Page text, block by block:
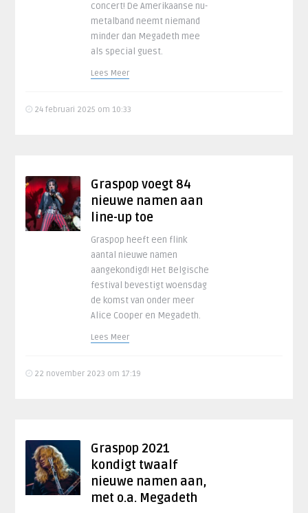
concert! De Amerikaanse nu-
metalband neemt niemand
minder dan Megadeth mee
als special guest.
Lees Meer
24 februari 2025 om 10:33
Graspop voegt 84
nieuwe namen aan
line-up toe
Graspop heeft een flink
aantal nieuwe namen
aangekondigd! Het Belgische
festival bevestigt woensdag
de komst van onder meer
Alice Cooper en Megadeth.
Lees Meer
22 november 2023 om 17:19
Graspop 2021
kondigt twaalf
nieuwe namen aan,
met o.a. Megadeth